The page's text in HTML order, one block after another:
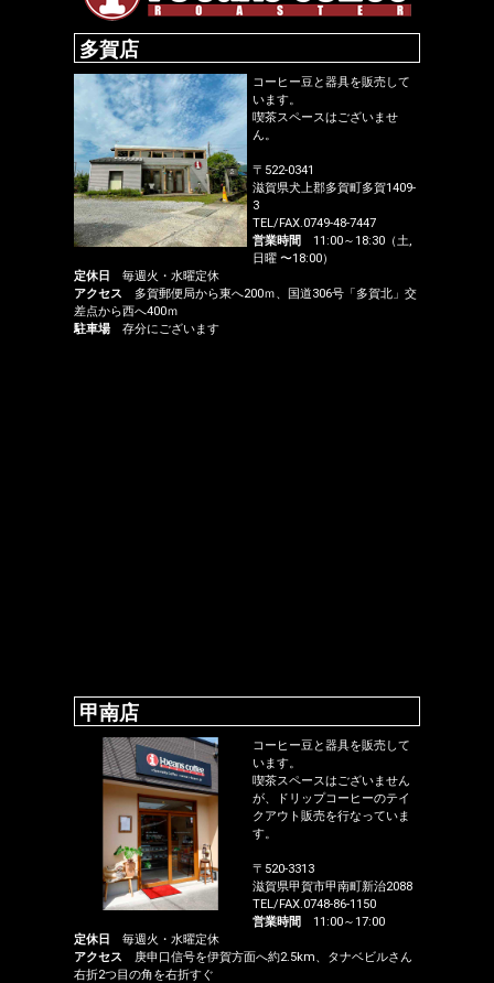
多賀店
コーヒー豆と器具を販売して
います。
喫茶スペースはございませ
ん。
〒522-0341
滋賀県犬上郡多賀町多賀1409-
3
TEL/FAX.0749-48-7447
営業時間 11:00～18:30（土,
日曜 〜18:00）
定休日 毎週火・水曜定休
アクセス 多賀郵便局から東へ200ｍ、国道306号「多賀北」交
差点から西へ400ｍ
駐車場 存分にございます
甲南店
コーヒー豆と器具を販売して
います。
喫茶スペースはございません
が、ドリップコーヒーのテイ
クアウト販売を行なっていま
す。
〒520-3313
滋賀県甲賀市甲南町新治2088
TEL/FAX.0748-86-1150
営業時間 11:00～17:00
定休日 毎週火・水曜定休
アクセス 庚申口信号を伊賀方面へ約2.5km、タナベビルさん
右折2つ目の角を右折すぐ